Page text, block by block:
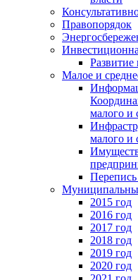
Правопорядок
Развитие
Малое и
малого и
малого и
Перепись
2015 год
2016 год
2017 год
2018 год
2019 год
2020 год